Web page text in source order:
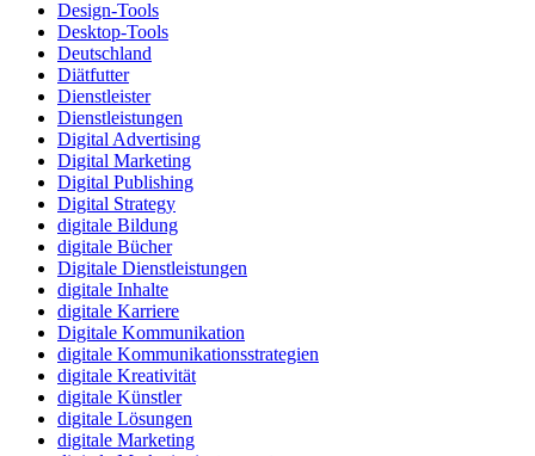
Design-Tools
Desktop-Tools
Deutschland
Diätfutter
Dienstleister
Dienstleistungen
Digital Advertising
Digital Marketing
Digital Publishing
Digital Strategy
digitale Bildung
digitale Bücher
Digitale Dienstleistungen
digitale Inhalte
digitale Karriere
Digitale Kommunikation
digitale Kommunikationsstrategien
digitale Kreativität
digitale Künstler
digitale Lösungen
digitale Marketing